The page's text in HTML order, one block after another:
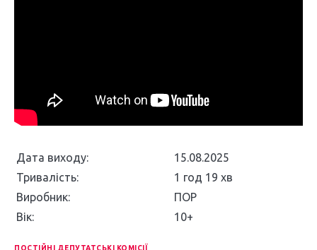
Дата виходу:
15.08.2025
Тривалість:
1 год 19 хв
Виробник:
ПОР
Вік:
10+
ПОСТІЙНІ ДЕПУТАТСЬКІ КОМІСІЇ